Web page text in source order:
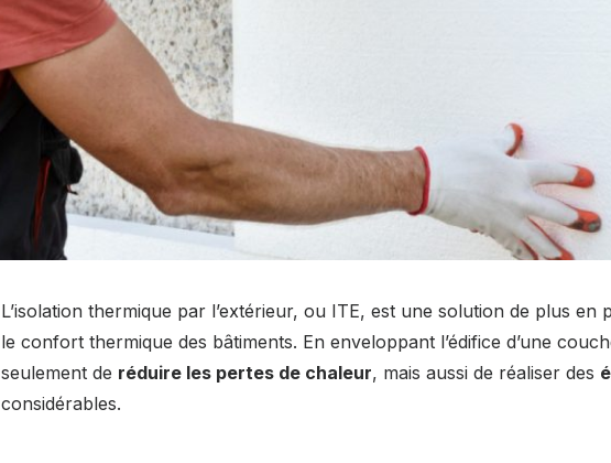
L’isolation thermique par l’extérieur, ou ITE, est une solution de plus
le confort thermique des bâtiments. En enveloppant l’édifice d’une
seulement de réduire les pertes de chaleur, mais aussi de réaliser des
considérables.